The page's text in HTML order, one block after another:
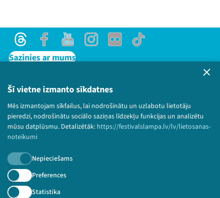
Šī vietne izmanto sīkdatnes
Mēs izmantojam sīkfailus, lai nodrošinātu un uzlabotu lietotāju
pieredzi, nodrošinātu sociālo saziņas līdzekļu funkcijas un analizētu
mūsu datplūsmu. Detalizētāk: https://festivalslampa.lv/lv/lietosanas-
noteikumi
Nepieciešams
Preferences
Statistika
ThreadsFacebookYoutubeInstagram
Flick TikTok
Sazinies ar mums
Lietošanas noteikumi un sīkdatņu politika
Bērnu aizsardzības politika
© 2026 Sarunu festivāls LAMPA Visas tiesības
paturētas.
Piesakies jaunumiem!
Nepalaid garām aktuālāko informāciju!